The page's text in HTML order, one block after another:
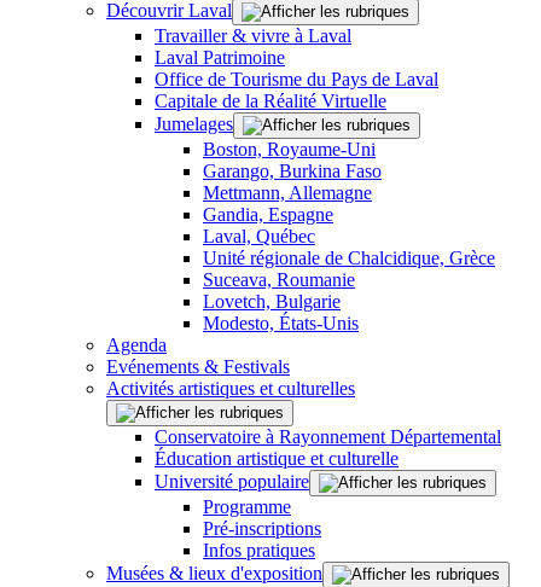
Découvrir Laval
Travailler & vivre à Laval
Laval Patrimoine
Office de Tourisme du Pays de Laval
Capitale de la Réalité Virtuelle
Jumelages
Boston, Royaume-Uni
Garango, Burkina Faso
Mettmann, Allemagne
Gandia, Espagne
Laval, Québec
Unité régionale de Chalcidique, Grèce
Suceava, Roumanie
Lovetch, Bulgarie
Modesto, États-Unis
Agenda
Evénements & Festivals
Activités artistiques et culturelles
Conservatoire à Rayonnement Départemental
Éducation artistique et culturelle
Université populaire
Programme
Pré-inscriptions
Infos pratiques
Musées & lieux d'exposition